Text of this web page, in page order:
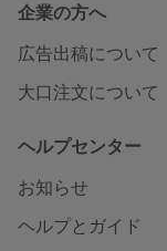
企業の方へ
広告出稿について
大口注文について
ヘルプセンター
お知らせ
ヘルプとガイド